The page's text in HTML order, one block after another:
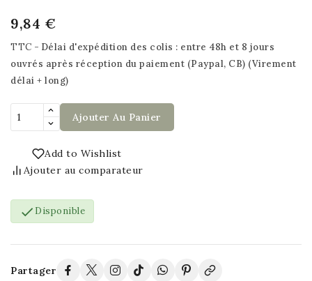
9,84 €
TTC
Délai d'expédition des colis : entre 48h et 8 jours
ouvrés après réception du paiement (Paypal, CB) (Virement
délai + long)
Ajouter Au Panier
Add to Wishlist
Ajouter au comparateur
 Disponible
Partager